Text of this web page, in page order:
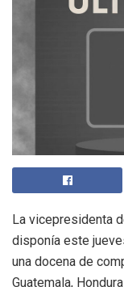
La vicepresidenta
disponía este
una docena de
Guatemala,